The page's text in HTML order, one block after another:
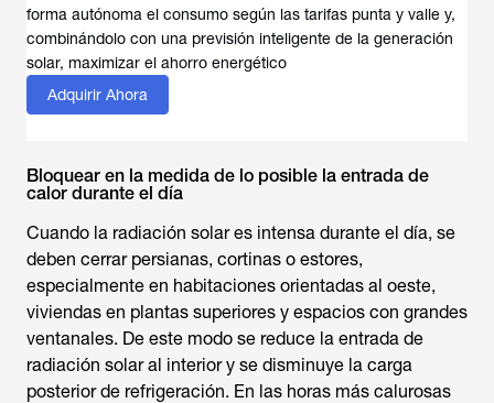
forma autónoma el consumo según las tarifas punta y valle y,
combinándolo con una previsión inteligente de la generación
solar, maximizar el ahorro energético
Adquirir Ahora
Bloquear en la medida de lo posible la entrada de
calor durante el día
Cuando la radiación solar es intensa durante el día, se
deben cerrar persianas, cortinas o estores,
especialmente en habitaciones orientadas al oeste,
viviendas en plantas superiores y espacios con grandes
ventanales. De este modo se reduce la entrada de
radiación solar al interior y se disminuye la carga
posterior de refrigeración. En las horas más calurosas